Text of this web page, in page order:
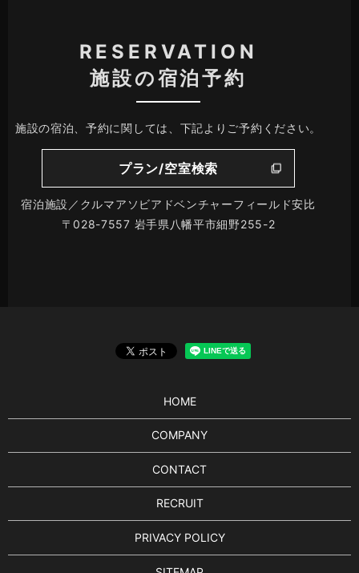
RESERVATION
施設の宿泊予約
施設の宿泊、予約に関しては、下記よりご予約ください。
プラン/空室検索
宿泊施設／クルマアソビアドベンチャーフィールド安比
〒028-7557 岩手県八幡平市細野255-2
HOME
COMPANY
CONTACT
RECRUIT
PRIVACY POLICY